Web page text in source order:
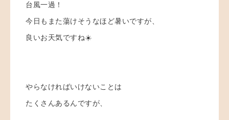
台風一過！
今日もまた蕩けそうなほど暑いですが、
良いお天気ですね☀️
やらなければいけないことは
たくさんあるんですが、